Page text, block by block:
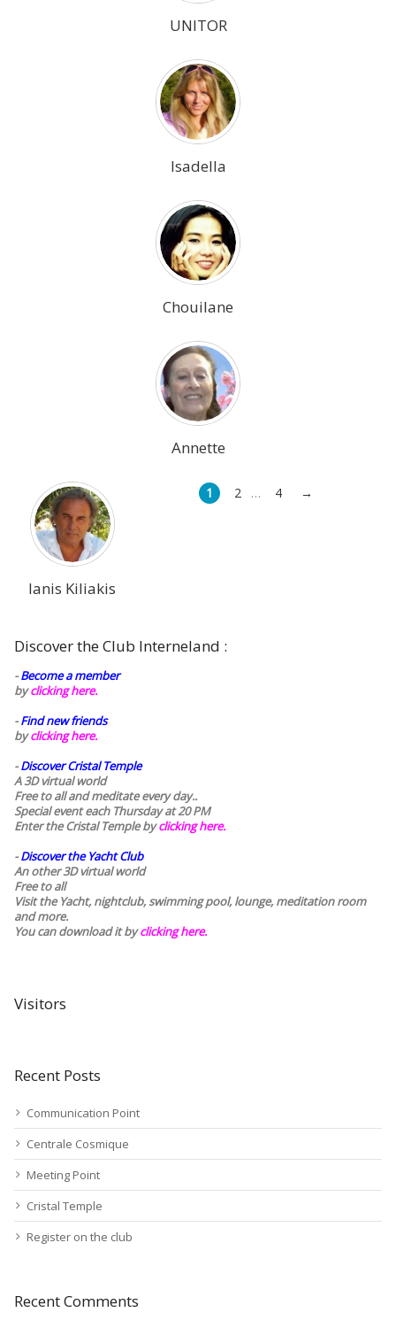
UNITOR
Isadella
Chouilane
Annette
Ianis Kiliakis
1 2 … 4 →
Discover the Club Interneland :
-Become a member
byclicking here.
-Find new friends
byclicking here.
-Discover Cristal Temple
A 3D virtual world
Free to all and meditate every day..
Special event each Thursday at 20 PM
Enter the Cristal Temple byclicking here.
-Discover the Yacht Club
An other 3D virtual world
Free to all
Visit the Yacht, nightclub, swimming pool, lounge, meditation room
and more.
You can download it byclicking here.
Visitors
Recent Posts
Communication Point
Centrale Cosmique
Meeting Point
Cristal Temple
Register on the club
Recent Comments